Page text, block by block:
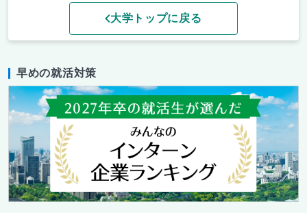
大学トップに戻る
早めの就活対策